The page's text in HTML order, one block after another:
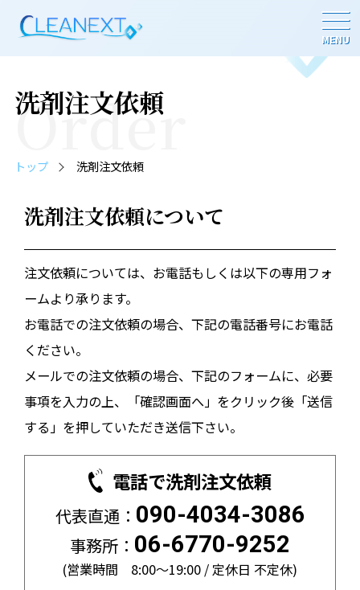
MENU
洗剤注文依頼
Order
トップ 洗剤注文依頼
洗剤注文依頼について
注文依頼については、お電話もしくは以下の専用フォ
ームより承ります。
お電話での注文依頼の場合、下記の電話番号にお電話
ください。
メールでの注文依頼の場合、下記のフォームに、必要
事項を入力の上、
「確認画面へ」をクリック後「送信
する」を押していただき送信下さい。
電話で洗剤注文依頼
代表直通： 090-4034-3086
事務所： 06-6770-9252
(営業時間 8:00～19:00 / 定休日 不定休)